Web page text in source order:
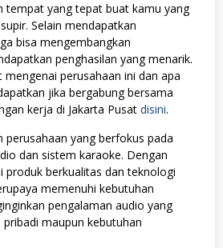
tempat yang tepat buat kamu yang
Selain mendapatkan
bisa mengembangkan
penghasilan yang menarik.
mengenai perusahaan ini dan apa
jika bergabung bersama
kerja di Jakarta Pusat disini.
perusahaan yang berfokus pada
dan sistem karaoke. Dengan
produk berkualitas dan teknologi
memenuhi kebutuhan
pengalaman audio yang
maupun kebutuhan